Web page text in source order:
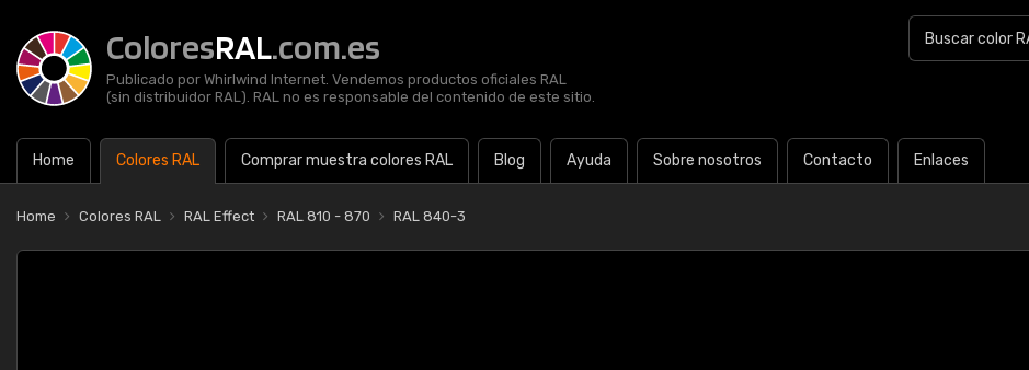
ColoresRAL.com.es
Publicado por Whirlwind Internet. Vendemos productos oficiales RAL
(sin distribuidor RAL). RAL no es responsable del contenido de este sitio.
Home Colores RAL Comprar muestra colores RAL Blog Ayuda Sobre nosotros Contacto Enlaces
Home Colores RAL RAL Effect RAL 810 - 870 RAL 840-3